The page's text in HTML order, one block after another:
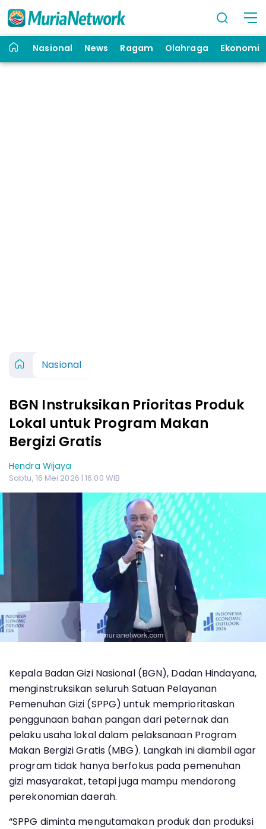
Nasional News Ragam Olahraga Ekonomi
Nasional
BGN Instruksikan Prioritas Produk
Lokal untuk Program Makan
Bergizi Gratis
Hendra Wijaya
Sabtu, 16 Mei 2026 | 16:00 WIB
Kepala Badan Gizi Nasional (BGN), Dadan Hindayana,
menginstruksikan seluruh Satuan Pelayanan
Pemenuhan Gizi (SPPG) untuk memprioritaskan
penggunaan bahan pangan dari peternak dan
pelaku usaha lokal dalam pelaksanaan Program
Makan Bergizi Gratis (MBG). Langkah ini diambil agar
program tidak hanya berfokus pada pemenuhan
gizi masyarakat, tetapi juga mampu mendorong
perekonomian daerah.
“SPPG diminta mengutamakan produk dan produksi